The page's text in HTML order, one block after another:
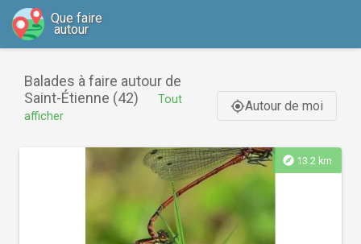
Que faire
autour
Balades à faire autour de
Saint-Étienne (42)
Tout
afficher
gps_fixedAutour de moi
explore 13.2 km